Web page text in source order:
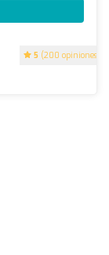
5 (200 opiniones)